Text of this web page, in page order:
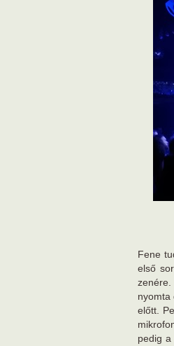
Fene
első
nyomta
előtt.
pedig